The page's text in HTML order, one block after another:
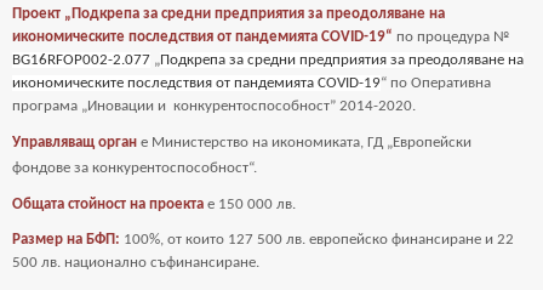
Проект „Подкрепа за средни предприятия за преодоляване на
икономическите последствия от пандемията COVID-19“ по процедура №
BG16RFOP002-2.077 „Подкрепа за средни предприятия за преодоляване на
икономическите последствия от пандемията COVID-19“ по Оперативна
програма „Иновации и конкурентоспособност” 2014-2020.
Управляващ орган е Министерство на икономиката, ГД „Европейски
фондове за конкурентоспособност“.
Общата стойност на проекта е 150 000 лв.
Размер на БФП: 100%, от които 127 500 лв. европейско финансиране и 22
500 лв. национално съфинансиране.